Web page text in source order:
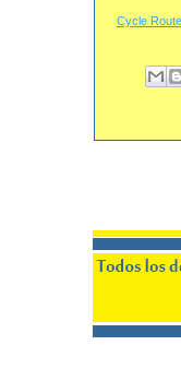
Cycle